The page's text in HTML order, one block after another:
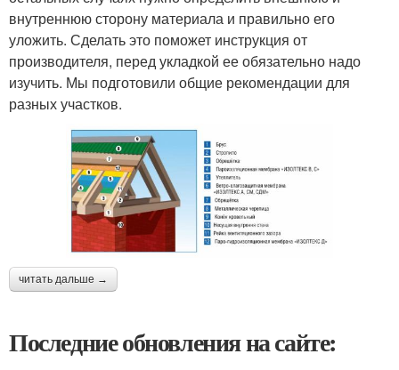
внутреннюю сторону материала и правильно его
уложить. Сделать это поможет инструкция от
производителя, перед укладкой ее обязательно надо
изучить. Мы подготовили общие рекомендации для
разных участков.
читать дальше →
Последние обновления на сайте: